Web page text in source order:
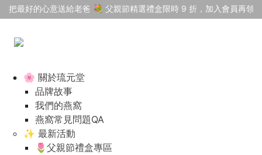
🌸 關於琉元堂
品牌故事
我們的燕窩
燕窩常見問題QA
✨ 最新活動
🌷父親節禮盒專區
把最好的心意送給老爸 💐 父親節精選禮盒限時 9 折，加入會員再領